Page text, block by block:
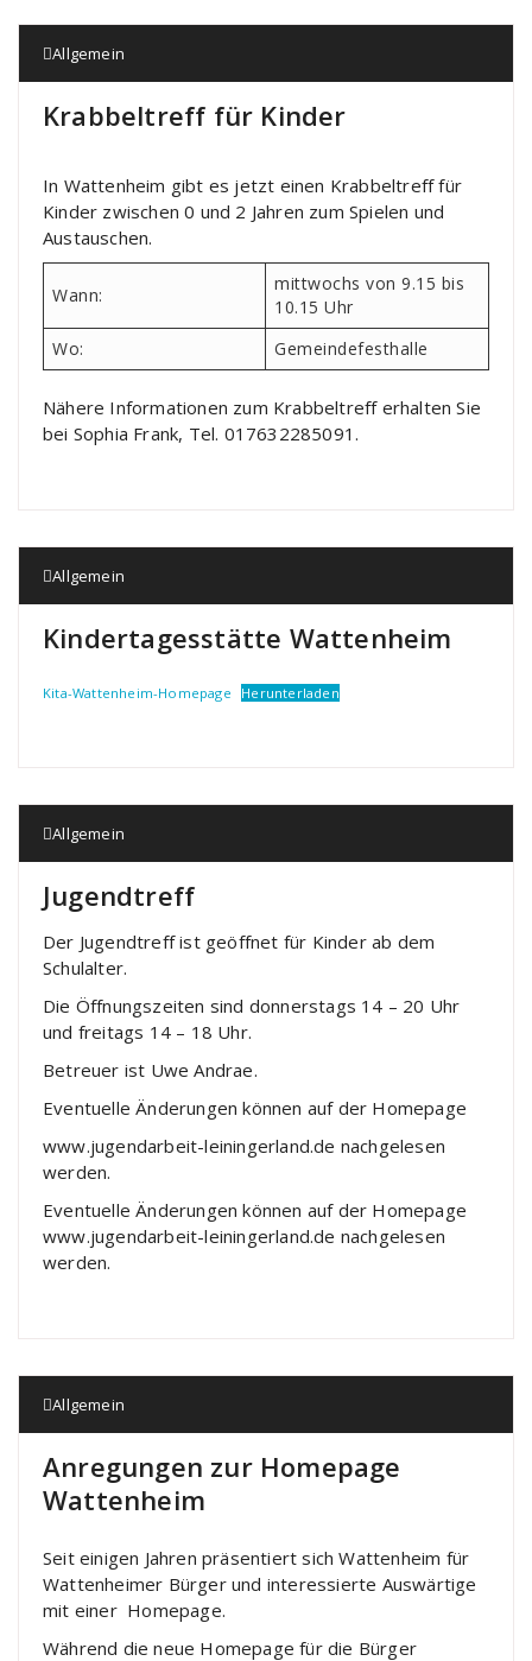
Allgemein
Krabbeltreff für Kinder
In Wattenheim gibt es jetzt einen Krabbeltreff für
Kinder zwischen 0 und 2 Jahren zum Spielen und
Austauschen.
Wann:
mittwochs von 9.15 bis
10.15 Uhr
Wo:
Gemeindefesthalle
Nähere Informationen zum Krabbeltreff erhalten Sie
bei Sophia Frank, Tel. 017632285091.
Allgemein
Kindertagesstätte Wattenheim
Kita-Wattenheim-Homepage Herunterladen
Allgemein
Jugendtreff
Der Jugendtreff ist geöffnet für Kinder ab dem
Schulalter.
Die Öffnungszeiten sind donnerstags 14 – 20 Uhr
und freitags 14 – 18 Uhr.
Betreuer ist Uwe Andrae.
Eventuelle Änderungen können auf der Homepage
www.jugendarbeit-leiningerland.de nachgelesen
werden.
Eventuelle Änderungen können auf der Homepage
www.jugendarbeit-leiningerland.de nachgelesen
werden.
Allgemein
Anregungen zur Homepage
Wattenheim
Seit einigen Jahren präsentiert sich Wattenheim für
Wattenheimer Bürger und interessierte Auswärtige
mit einer Homepage.
Während die neue Homepage für die Bürger